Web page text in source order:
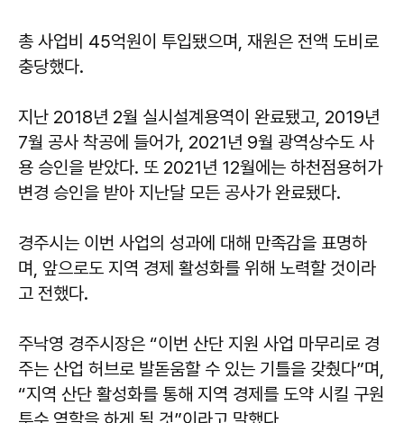
총 사업비 45억원이 투입됐으며, 재원은 전액 도비로
충당했다.
지난 2018년 2월 실시설계용역이 완료됐고, 2019년
7월 공사 착공에 들어가, 2021년 9월 광역상수도 사
용 승인을 받았다. 또 2021년 12월에는 하천점용허가
변경 승인을 받아 지난달 모든 공사가 완료됐다.
경주시는 이번 사업의 성과에 대해 만족감을 표명하
며, 앞으로도 지역 경제 활성화를 위해 노력할 것이라
고 전했다.
주낙영 경주시장은 “이번 산단 지원 사업 마무리로 경
주는 산업 허브로 발돋움할 수 있는 기틀을 갖췄다”며,
“지역 산단 활성화를 통해 지역 경제를 도약 시킬 구원